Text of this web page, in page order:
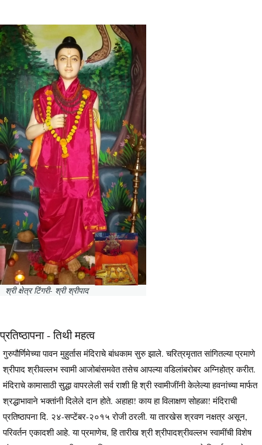
श्री क्षेत्र टिंगरी- श्री श्रीपाद
प्रतिष्ठापना - तिथी महत्व
गुरुपौर्णिमेच्या पावन मुहुर्तास मंदिराचे बांधकाम सुरु झाले. चरित्रमृतात सांगितल्या प्रमाणे
श्रीपाद श्रीवल्लभ स्वामी आजोबांसमवेत तसेच आपल्या वडिलांबरोबर अग्निहोत्र करीत.
मंदिराचे कामासाठी सुद्धा वापरलेली सर्व राशी हि श्री स्वामीजींनी केलेल्या हवनांच्या मार्फत
श्रद्धाभावाने भक्तांनी दिलेले दान होते. अहाहा! काय हा विलाक्षण सोहळा! मंदिराची
प्रतिष्ठापना दि. २४-सप्टेंबर-२०१५ रोजी ठरली. या तारखेस श्रवण नक्षत्र असून,
परिवर्तन एकादशी आहे. या प्रमाणेच, हि तारीख श्री श्रीपादश्रीवल्लभ स्वामींची विशेष